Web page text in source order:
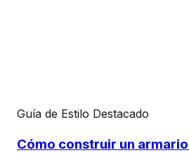
Guía de Estilo Destacado
Cómo construir un